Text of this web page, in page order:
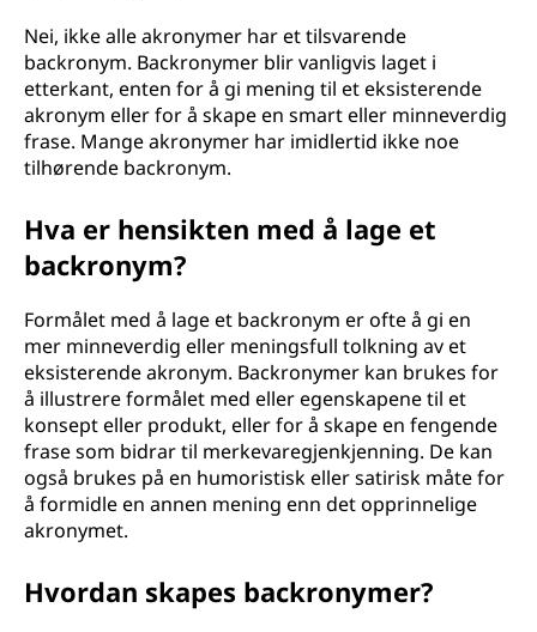
Nei, ikke alle akronymer har et tilsvarende
backronym. Backronymer blir vanligvis laget i
etterkant, enten for å gi mening til et eksisterende
akronym eller for å skape en smart eller minneverdig
frase. Mange akronymer har imidlertid ikke noe
tilhørende backronym.
Hva er hensikten med å lage et
backronym?
Formålet med å lage et backronym er ofte å gi en
mer minneverdig eller meningsfull tolkning av et
eksisterende akronym. Backronymer kan brukes for
å illustrere formålet med eller egenskapene til et
konsept eller produkt, eller for å skape en fengende
frase som bidrar til merkevaregjenkjenning. De kan
også brukes på en humoristisk eller satirisk måte for
å formidle en annen mening enn det opprinnelige
akronymet.
Hvordan skapes backronymer?